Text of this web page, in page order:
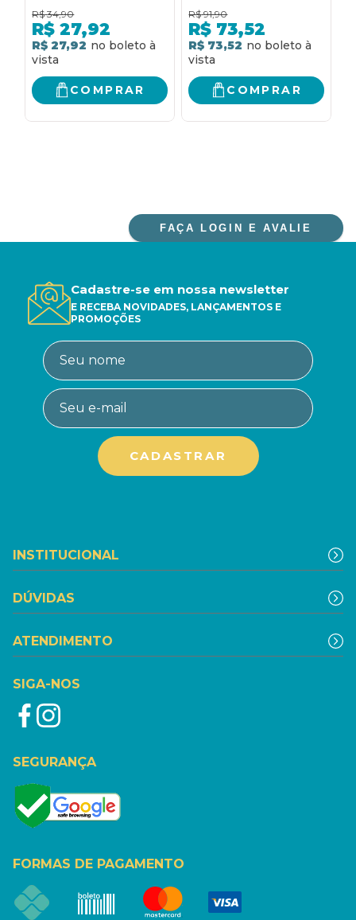
R$ 34,90
R$ 27,92
R$ 27,92
COMPRAR
R$ 91,90
R$ 73,52
R$ 73,52
COMPRAR
FAÇA LOGIN E AVALIE
Cadastre-se em nossa newsletter
E RECEBA NOVIDADES, LANÇAMENTOS E
PROMOÇÕES
INSTITUCIONAL
DÚVIDAS
ATENDIMENTO
SIGA-NOS
SEGURANÇA
FORMAS DE PAGAMENTO